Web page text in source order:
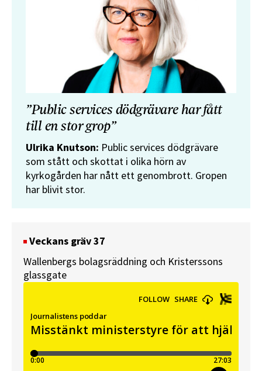
”Public services dödgrävare har fått
till en stor grop”
Ulrika Knutson: Public services dödgrävare
som stått och skottat i olika hörn av
kyrkogården har nått ett genombrott. Gropen
har blivit stor.
Veckans gräv 37
Wallenbergs bolagsräddning och Kristerssons
glassgate